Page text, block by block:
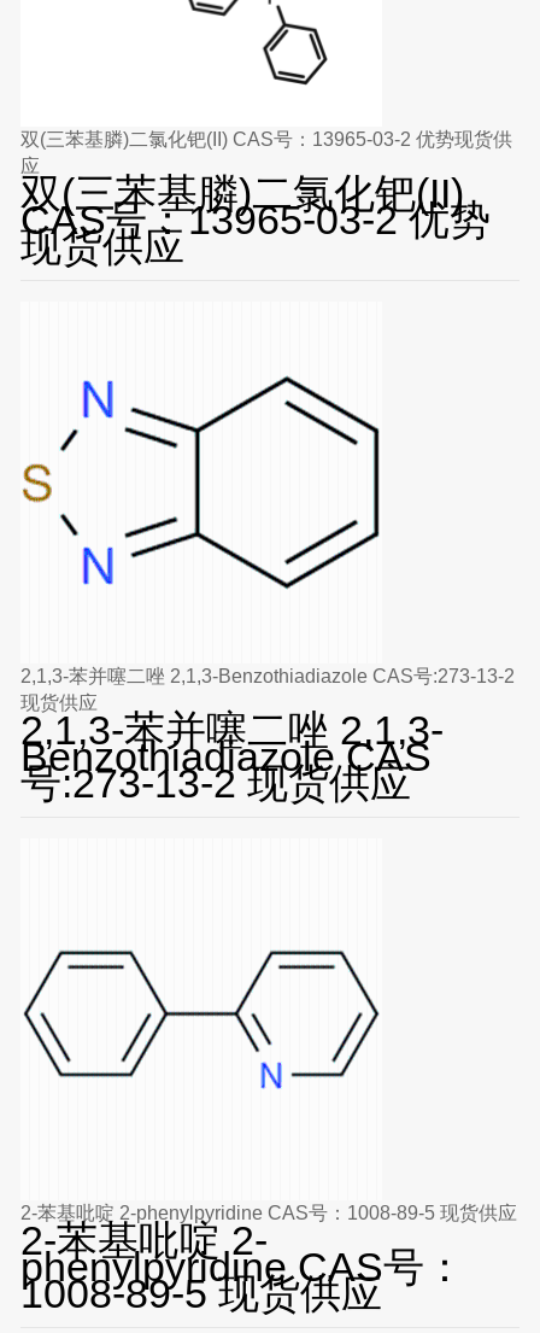
双(三苯基膦)二氯化钯(II) CAS号：13965-03-2 优势现货供
应
双(三苯基膦)二氯化钯(II)
CAS号：13965-03-2 优势
现货供应
2,1,3-苯并噻二唑 2,1,3-Benzothiadiazole CAS号:273-13-2
现货供应
2,1,3-苯并噻二唑 2,1,3-
Benzothiadiazole CAS
号:273-13-2 现货供应
2-苯基吡啶 2-phenylpyridine CAS号：1008-89-5 现货供应
2-苯基吡啶 2-
phenylpyridine CAS号：
1008-89-5 现货供应